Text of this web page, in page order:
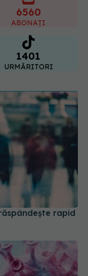
6560
ABONAȚI
1401
URMĂRITORI
rapid